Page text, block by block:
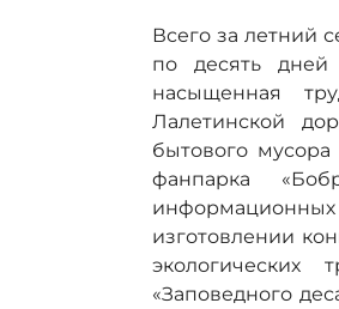
Всего за летний
по десять дней
насыщенная
Лалетинской
бытового
фанпарка
информационных
изготовлении
«Заповедного